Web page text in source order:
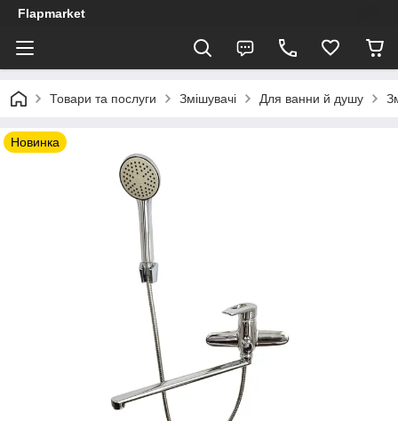
Flapmarket
Товари та послуги Змішувачі Для ванни й душу
Новинка